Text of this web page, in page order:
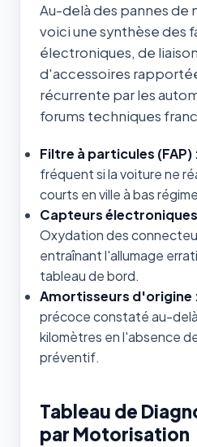
Au-delà des pannes de
voici une synthèse des
électroniques, de
d'accessoires
récurrente par les
forums techniques
Filtre à particules (FAP)
fréquent si la voiture ne
courts en ville à bas
Capteurs électroniques
Oxydation des
entraînant l'allumage
tableau de bord.
Amortisseurs d'origine
précoce constaté au-
kilomètres en l'absence
préventif.
Tableau de
par Motorisation